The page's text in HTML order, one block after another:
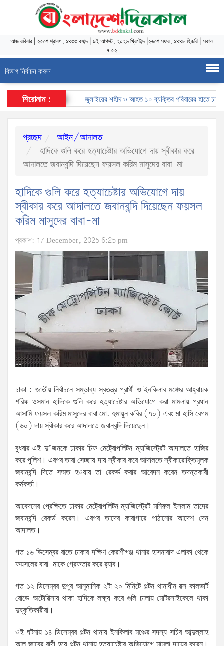
আজরবিবার ২৫শে শ্রাবণ, ১৪৩৩ বঙ্গাব্দ| ৯ই আগস্ট, ২০২৬ খ্রিস্টাব্দ| ২৬শে সফর, ১৪৪৮ হিজরি সকাল
৭:৫২
বিভাগ নির্বাচন করুন
শিরোনাম : জুলাইয়ের শহীদ ও আহত ১০ ব্যক্তির পরিবারের হাতে
প্রচ্ছদ
আইন/আদালত
হাদিকে গুলি করে হত্যাচেষ্টার অভিযোগে দায় স্বীকার করে
আদালতে জবানবন্দি দিয়েছেন ফয়সল করিম মাসুদের বাবা-মা
হাদিকে গুলি করে হত্যাচেষ্টার অভিযোগে দায়
স্বীকার করে আদালতে জবানবন্দি দিয়েছেন ফয়সল
করিম মাসুদের বাবা-মা
প্রকাশ: 17 December, 2025 6:25 pm
ঢাকা : ‎‎‎‎‎‎‎‎‎‎‎‎‎‎‎‎‎‎‎‎‎‎‎‎‎‎‎‎‎‎‎‎‎‎‎‎‎‎‎‎‎‎‎‎‎‎‎‎‎‎‎‎‎‎‎‎‎‎‎‎‎‎‎‎‎‎‎‎‎‎‎‎‎‎‎‎‎‎‎‎‎‎‎‎‎‎‎জাতীয় নির্বাচনে সম্ভাব্য স্বতন্ত্র প্রার্থী ও ইনকিলাব মঞ্চের আহ্বায়ক
শরিফ ওসমান হাদিকে গুলি করে হত্যাচেষ্টার অভিযোগে করা মামলায় প্রধান
আসামি ফয়সল করিম মাসুদের বাবা মো. হুমায়ুন কবির (৭০) এবং মা হাসি বেগম
(৬০) দায় স্বীকার করে আদালতে জবানবন্দি দিয়েছেন।
বুধবার এই দু’জনকে ঢাকার চিফ মেট্রোপলিটন ম্যাজিস্ট্রেট আদালতে হাজির
করে পুলিশ। এরপর তারা সেচ্ছায় দায় স্বীকার করে আদালতে স্বীকারোক্তিমূলক
জবানবন্দি দিতে সম্মত হওয়ায় তা রেকর্ড করার আবেদন করেন তদন্তকারী
কর্মকর্তা।
আবেদনের প্রেক্ষিতে ঢাকার মেট্রোপলিটন ম্যাজিস্ট্রেট মনিরুল ইসলাম তাদের
জবানবন্দি রেকর্ড করেন। এরপর তাদের কারাগারে পাঠানোর আদেশ দেন
আদালত।
গত ১৬ ডিসেম্বর রাতে ঢাকার দক্ষিণ কেরাণীগঞ্জ থানার হাসনাবাদ এলাকা থেকে
ফয়সলের বাবা-মাকে গ্রেফতার করে র‌্যাব।
গত ১২ ডিসেম্বর দুপুর আনুমানিক ২টা ২০ মিনিটে পল্টন থানাধীন বক্স কালভার্ট
রোডে অটোরিক্সায় থাকা হাদিকে লক্ষ্য করে গুলি চালায় মোটরসাইকেলে থাকা
দুষ্কৃতিকারীরা।
ওই ঘটনায় ১৪ ডিসেম্বর পল্টন থানায় ইনকিলাব মঞ্চের সদস্য সচিব আব্দুল্লাহ